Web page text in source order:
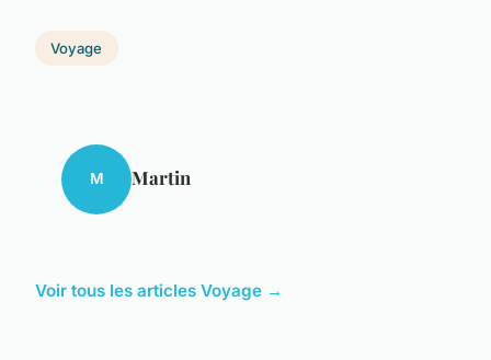
Voyage
M Martin
Voir tous les articles Voyage →